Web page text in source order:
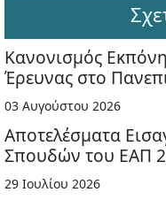
Κανονισμός
Έρευνας στο
03 Αυγούστου 2026
Αποτελέσματα
Σπουδών του ΕΑΠ
29 Ιουλίου 2026